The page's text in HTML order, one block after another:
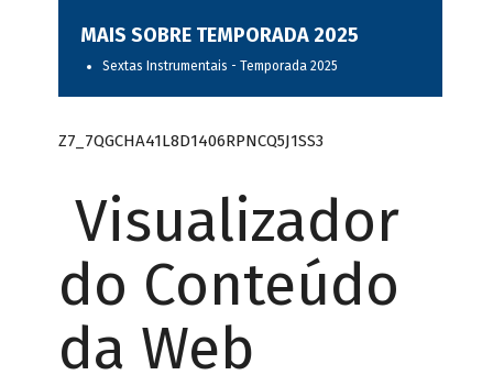
MAIS SOBRE TEMPORADA 2025
Sextas Instrumentais - Temporada 2025
Z7_7QGCHA41L8D1406RPNCQ5J1SS3
Visualizador
do Conteúdo
da Web